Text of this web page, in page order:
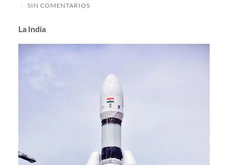
/ SIN COMENTARIOS
La India